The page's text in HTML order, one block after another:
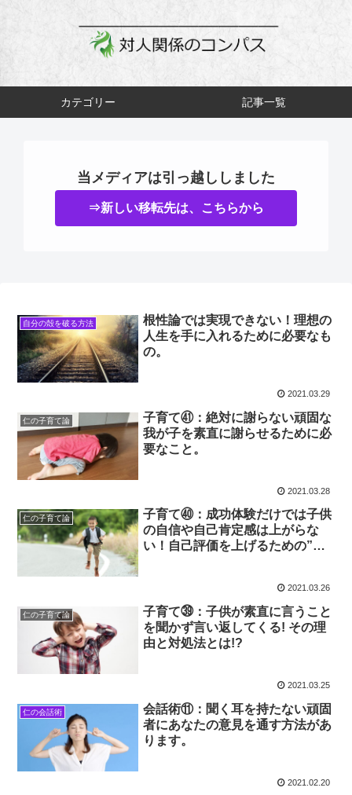
カテゴリー 記事一覧
当メディアは引っ越ししました
⇒新しい移転先は、こちらから
自分の殻を破る方法
根性論では実現できない！理想の
人生を手に入れるために必要なも
の。
2021.03.29
仁の子育て論
子育て㊶：絶対に謝らない頑固な
我が子を素直に謝らせるために必
要なこと。
2021.03.28
仁の子育て論
子育て㊵：成功体験だけでは子供
の自信や自己肯定感は上がらな
い！自己評価を上げるための”あ
2021.03.26
仁の子育て論
子育て㊴：子供が素直に言うこと
を聞かず言い返してくる! その理
由と対処法とは!?
2021.03.25
仁の会話術
会話術⑪：聞く耳を持たない頑固
者にあなたの意見を通す方法があ
ります。
2021.02.20